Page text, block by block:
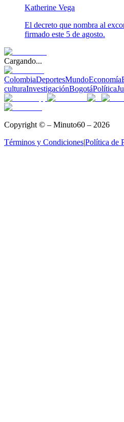
Katherine Vega
El decreto que nombra al
firmado este 5 de agosto.
Cargando...
ColombiaDeportesMundoEconomía
culturaInvestigaciónBogotáPolítica
Copyright © – Minuto60 – 2026
Términos y Condiciones|Política de